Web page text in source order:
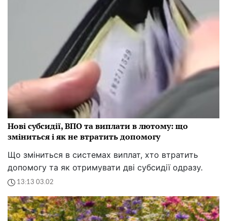
Нові субсидії, ВПО та виплати в лютому: що
зміниться і як не втратить допомогу
Що зміниться в системах виплат, хто втратить
допомогу та як отримувати дві субсидії одразу.
13:13 03.02